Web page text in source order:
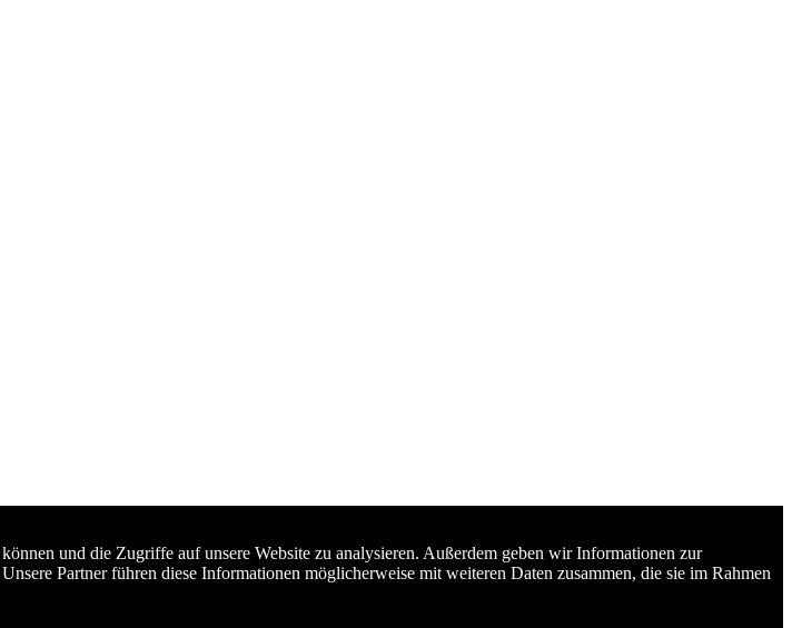
und die Zugriffe auf unsere Website zu analysieren. Außerdem geben wir Informationen zur
Partner führen diese Informationen möglicherweise mit weiteren Daten zusammen, die sie im Rahmen